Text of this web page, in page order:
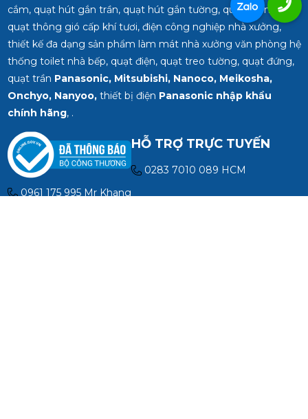
cắm, quạt hút gắn trần, quạt hút gắn tường, quạt thông gió,
quạt thông gió cấp khí tươi, điện công nghiệp nhà xưởng,
thiết kế đa dạng sản phẩm làm mát nhà xưởng văn phòng hệ
thống toilet nhà bếp, quạt điện, quạt treo tường, quạt đứng,
quạt trần Panasonic, Mitsubishi, Nanoco, Meikosha,
Onchyo, Nanyoo,thiết bị điện Panasonic nhập khẩu
chính hãng, .
HỖ TRỢ TRỰC TUYẾN
0283 7010 089 HCM
0961 175 995 Mr Khang